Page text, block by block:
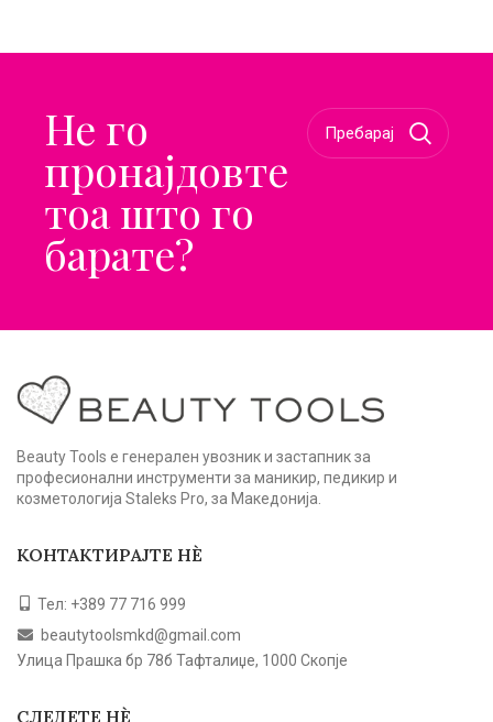
Не го
пронајдовте
тоа што го
барате?
Beauty Tools е генерален увозник и застапник за
професионални инструменти за маникир, педикир и
козметологија Staleks Pro, за Македонија.
КОНТАКТИРАЈТЕ НЀ
Тел: +389 77 716 999
beautytoolsmkd@gmail.com
Улица Прашка бр 78б Тафталиџе, 1000 Скопје
СЛЕДЕТЕ НЀ